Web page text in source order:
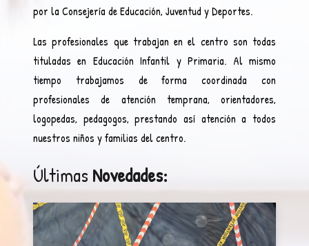
por la Consejería de Educación, Juventud y Deportes.
Las profesionales que trabajan en el centro son todas
tituladas en Educación Infantil y Primaria. Al mismo
tiempo trabajamos de forma coordinada con
profesionales de atención temprana, orientadores,
logopedas, pedagogos, prestando así atención a todos
nuestros niños y familias del centro.
Últimas Novedades: